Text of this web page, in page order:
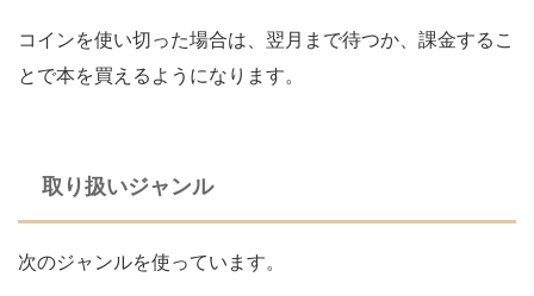
コインを使い切った場合は、翌月まで待つか、課金するこ
とで本を買えるようになります。
取り扱いジャンル
次のジャンルを使っています。